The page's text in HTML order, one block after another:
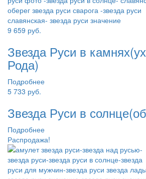
9 659 руб.
Звезда Руси в
Рода)
Подробнее
5 733 руб.
Звезда Руси в
Подробнее
Распродажа!